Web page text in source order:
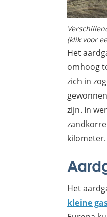
(klik voor
Het
omhoog
zich in
zijn. In
kilometer.
Het
kleine